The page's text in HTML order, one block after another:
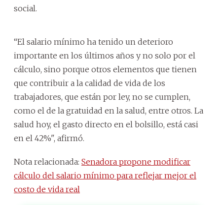
social.
“El salario mínimo ha tenido un deterioro
importante en los últimos años y no solo por el
cálculo, sino porque otros elementos que tienen
que contribuir a la calidad de vida de los
trabajadores, que están por ley, no se cumplen,
como el de la gratuidad en la salud, entre otros. La
salud hoy, el gasto directo en el bolsillo, está casi
en el 42%", afirmó.
Nota relacionada: Senadora propone modificar
cálculo del salario mínimo para reflejar mejor el
costo de vida real